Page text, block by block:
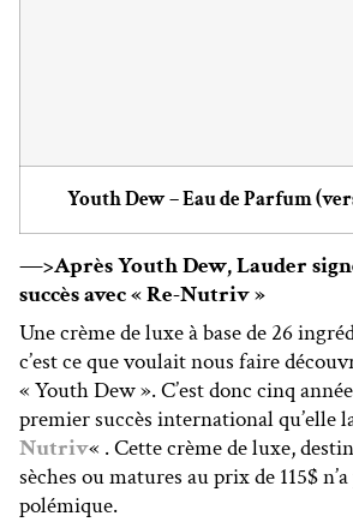
Youth Dew – Eau de Parfum
—>Après Youth Dew, Lauder
succès avec « Re-Nutriv »
Une crème de luxe à base de 26
c’est ce que voulait nous faire
« Youth Dew ». C’est donc cinq
premier succès international qu’elle
Nutriv« . Cette crème de luxe,
sèches ou matures au prix de 115$
polémique.